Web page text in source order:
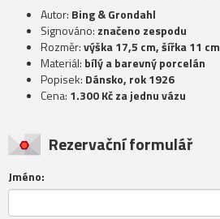
Autor: Bing & Grondahl
Signováno: značeno zespodu
Rozměr:výška 17,5 cm, šířka 11 cm
Materiál: bílý a barevný porcelán
Popisek: Dánsko, rok 1926
Cena: 1.300 Kč za jednu vázu
Rezervační formulář
Jméno: